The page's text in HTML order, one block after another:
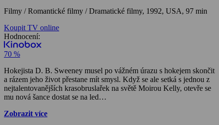
Filmy / Romantické filmy / Dramatické filmy, 1992, USA, 97 min
Koupit TV online
Hodnocení:
70 %
Hokejista D. B. Sweeney musel po vážném úrazu s hokejem skončit
a rázem jeho život přestane mít smysl. Když se ale setká s jednou z
nejtalentovanějších krasobruslařek na světě Moirou Kelly, otevře se
mu nová šance dostat se na led…
Zobrazit více